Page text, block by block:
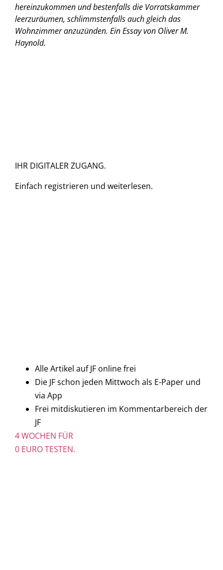
hereinzukommen und bestenfalls die Vorratskammer
leerzuräumen, schlimmstenfalls auch gleich das
Wohnzimmer anzuzünden. Ein Essay von Oliver M.
Haynold.
IHR DIGITALER ZUGANG.
Einfach registrieren und weiterlesen.
Alle Artikel auf JF online frei
Die JF schon jeden Mittwoch als E-Paper und
via App
Frei mitdiskutieren im Kommentarbereich der
JF
4 WOCHEN FÜR
0 EURO TESTEN.